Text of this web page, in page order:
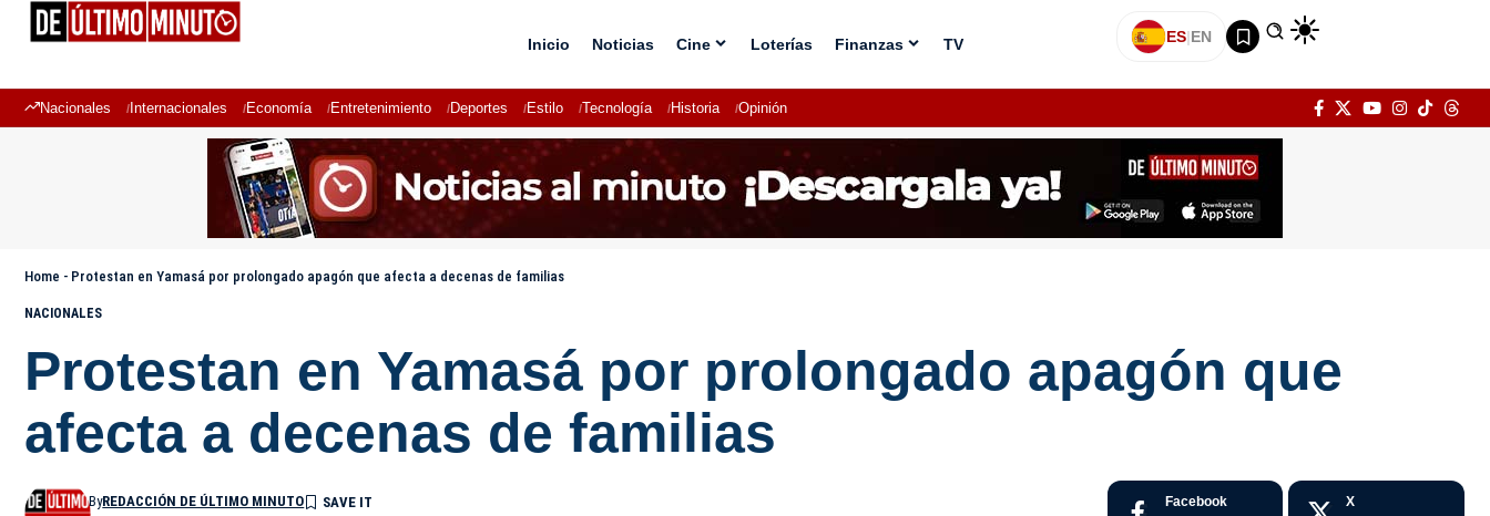
Inicio Noticias Cine Loterías Finanzas TV ES|EN
Nacionales Internacionales Economía Entretenimiento Deportes Estilo Tecnología Historia Opinión
Home - Protestan en Yamasá por prolongado apagón que afecta a decenas de familias
NACIONALES
Protestan en Yamasá por prolongado apagón que
afecta a decenas de familias
ByREDACCIÓN DE ÚLTIMO MINUTO Facebook X